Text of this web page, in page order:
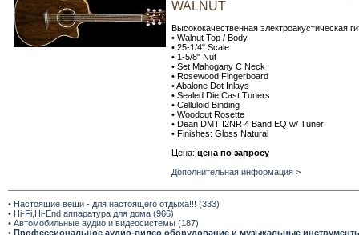
WALNUT
Высококачественная электроакустическая
• Walnut Top / Body
• 25-1/4" Scale
• 1-5/8" Nut
• Set Mahogany C Neck
• Rosewood Fingerboard
• Abalone Dot Inlays
• Sealed Die Cast Tuners
• Celluloid Binding
• Woodcut Rosette
• Dean DMT I2NR 4 Band EQ w/ Tuner
• Finishes: Gloss Natural
Цена: цена по запросу
Дополнительная информация >
• Настоящие вещи - для настоящего отдыха!!! (333)
• Hi-Fi,Hi-End аппаратура для дома (966)
• Автомобильные аудио и видеосистемы (187)
• Профессиональное аудио-видео оборудование и музыкальные